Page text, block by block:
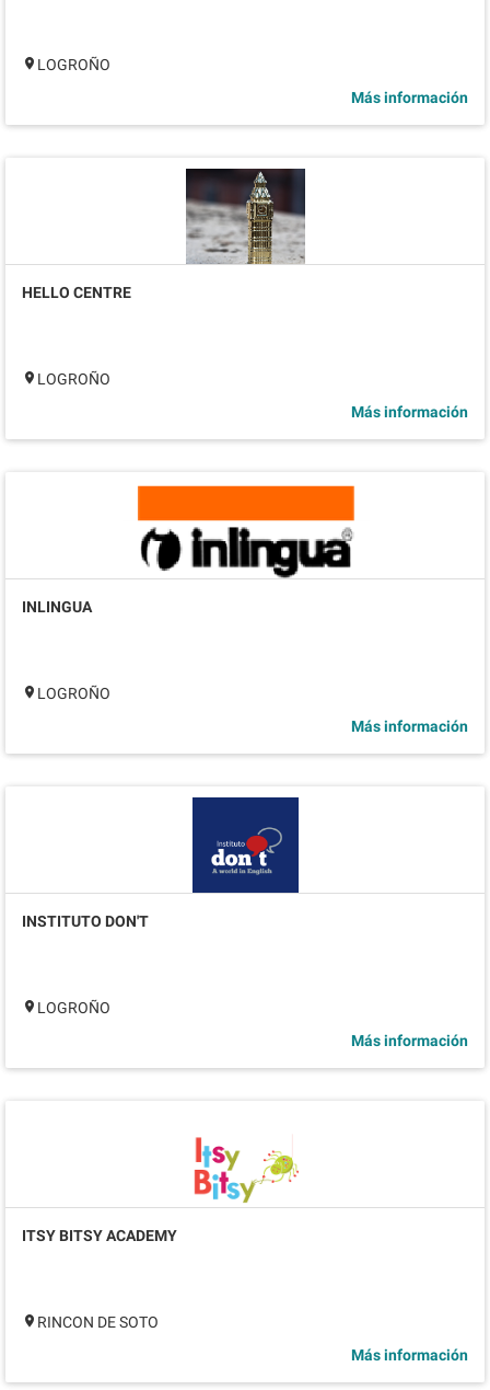
LOGROÑO
Más información
HELLO CENTRE
LOGROÑO
Más información
INLINGUA
LOGROÑO
Más información
INSTITUTO DON'T
LOGROÑO
Más información
ITSY BITSY ACADEMY
RINCON DE SOTO
Más información